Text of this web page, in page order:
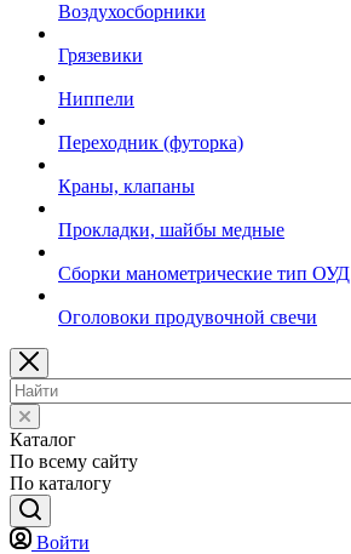
Воздухосборники
Грязевики
Ниппели
Переходник (футорка)
Краны, клапаны
Прокладки, шайбы медные
Сборки манометрические тип ОУД
Оголовоки продувочной свечи
Каталог
По всему сайту
По каталогу
Войти